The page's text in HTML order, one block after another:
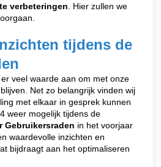
verbeteringen . Hier zullen we
tijdens de
veel waarde aan om met onze
Net zo belangrijk vinden wij
met elkaar in gesprek kunnen
weer mogelijk tijdens de
Gebruikersraden in het voorjaar
waardevolle inzichten en
bijdraagt aan het optimaliseren